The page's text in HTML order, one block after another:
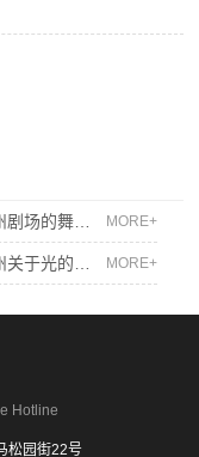
MORE+
舞台灯光如何配置？
MORE+
于光的解说
Hotline
松园街22号